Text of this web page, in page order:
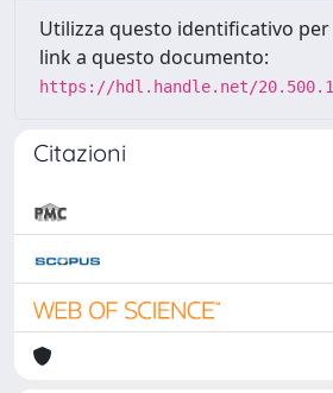
Utilizza questo identificativo
link a questo documento:
https://hdl.handle.net/
Citazioni